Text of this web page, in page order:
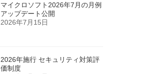
マイクロソフト2026年7月の月例
アップデート公開
2026年7月15日
2026年施行 セキュリティ対策評
価制度